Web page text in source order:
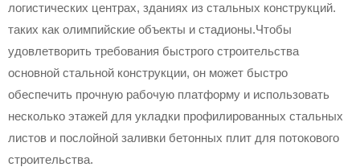
логистических центрах, зданиях из стальных конструкций.
таких как олимпийские объекты и стадионы.Чтобы
удовлетворить требования быстрого строительства
основной стальной конструкции, он может быстро
обеспечить прочную рабочую платформу и использовать
несколько этажей для укладки профилированных стальных
листов и послойной заливки бетонных плит для потокового
строительства.